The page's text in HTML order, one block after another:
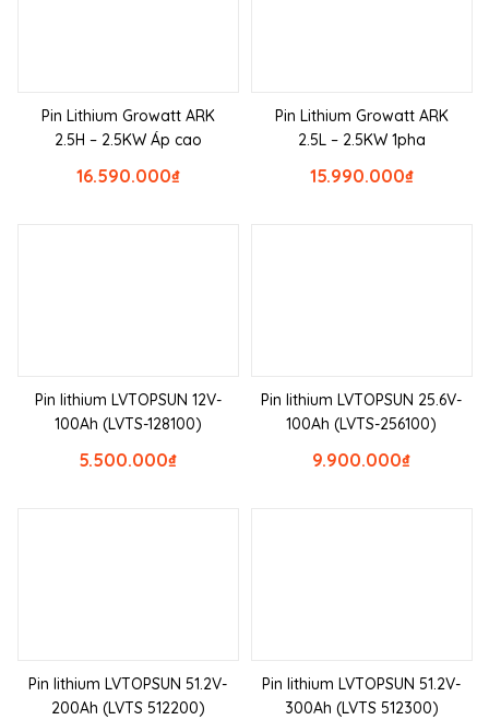
Pin Lithium Growatt ARK
2.5H – 2.5KW Áp cao
₫
16.590.000
Pin Lithium Growatt ARK
2.5L – 2.5KW 1pha
₫
15.990.000
Pin lithium LVTOPSUN 12V-
100Ah (LVTS-128100)
₫
5.500.000
Pin lithium LVTOPSUN 25.6V-
100Ah (LVTS-256100)
₫
9.900.000
Pin lithium LVTOPSUN 51.2V-
200Ah (LVTS 512200)
Pin lithium LVTOPSUN 51.2V-
300Ah (LVTS 512300)